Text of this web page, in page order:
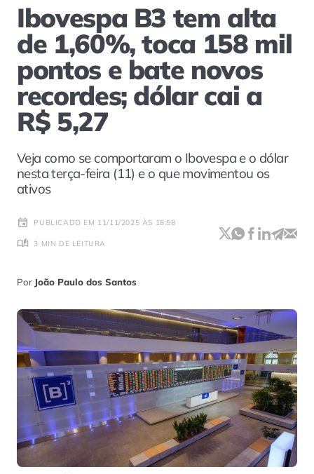
Ibovespa B3 tem alta
de 1,60%, toca 158 mil
pontos e bate novos
recordes; dólar cai a
R$ 5,27
Veja como se comportaram o Ibovespa e o dólar
nesta terça-feira (11) e o que movimentou os
ativos
PUBLICADO EM 11/11/2025 ÀS 18:58
3 MIN DE LEITURA
Por João Paulo dos Santos